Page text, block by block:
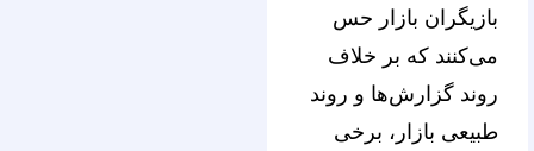
بازیگران بازار حس
می‌کنند که بر خلاف
روند گزارش‌ها و روند
طبیعی بازار، برخی